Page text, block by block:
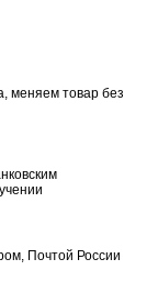
меняем товар без
Почтой России